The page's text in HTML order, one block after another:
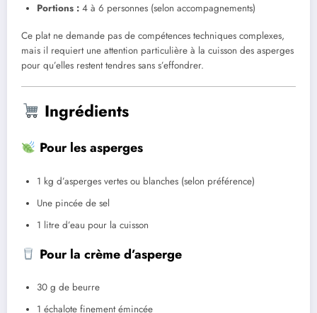
Portions : 4 à 6 personnes (selon accompagnements)
Ce plat ne demande pas de compétences techniques complexes,
mais il requiert une attention particulière à la cuisson des asperges
pour qu’elles restent tendres sans s’effondrer.
Ingrédients
Pour les asperges
1 kg d’asperges vertes ou blanches (selon préférence)
Une pincée de sel
1 litre d’eau pour la cuisson
Pour la crème d’asperge
30 g de beurre
1 échalote finement émincée